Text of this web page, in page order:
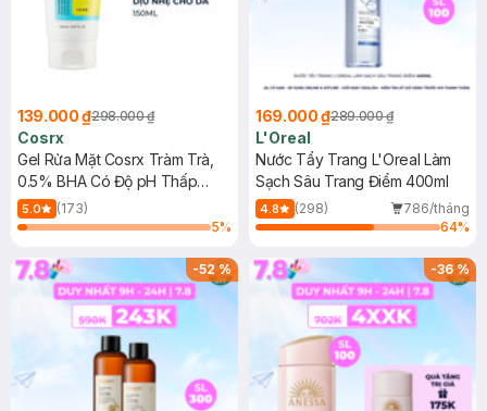
139.000 ₫298.000 ₫
Cosrx
Gel Rửa Mặt Cosrx Tràm Trà,
0.5% BHA Có Độ pH Thấp
150ml
5.0
(173)
5%
169.000 ₫289.000 ₫
L'Oreal
Nước Tẩy Trang L'Oreal Làm
Sạch Sâu Trang Điểm 400ml
4.8 (298)
786/tháng
64%
-52% -36%